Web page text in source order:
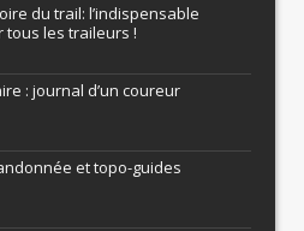
du trail: l’indispensable
tous les traileurs !
: journal d’un coureur
et topo-guides